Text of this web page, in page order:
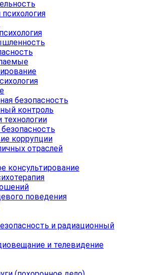
безопасность
контроль
коррупции
отраслей
консультирование
поведения
и радиационный
и телевидение